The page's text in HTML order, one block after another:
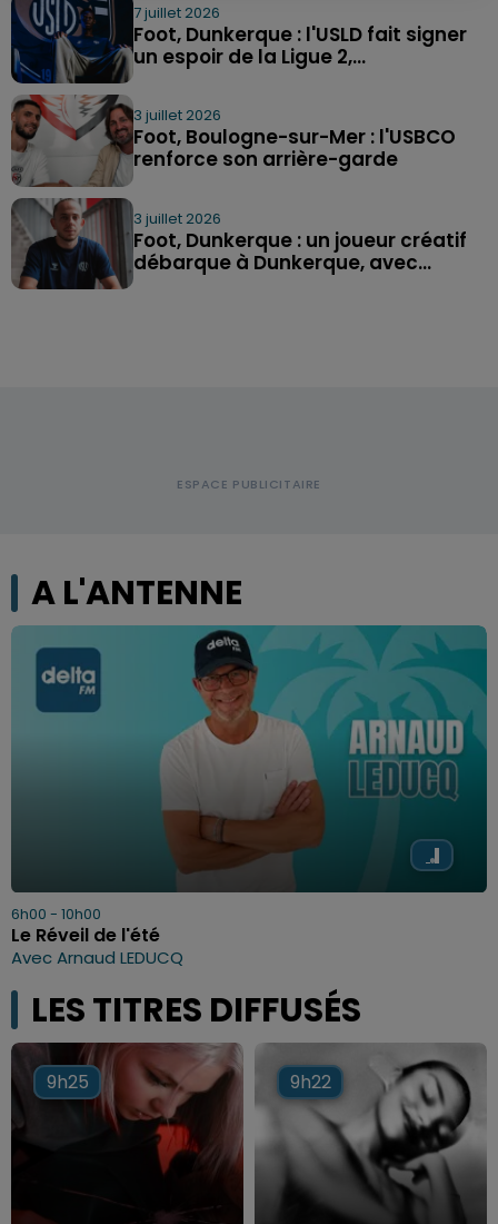
7 juillet 2026
Foot, Dunkerque : l'USLD fait signer
un espoir de la Ligue 2,...
3 juillet 2026
Foot, Boulogne-sur-Mer : l'USBCO
renforce son arrière-garde
3 juillet 2026
Foot, Dunkerque : un joueur créatif
débarque à Dunkerque, avec...
A L'ANTENNE
6h00 - 10h00
Le Réveil de l'été
Avec Arnaud LEDUCQ
LES TITRES DIFFUSÉS
9h25
9h25 9h22
9h22